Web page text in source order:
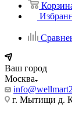
Ваш город
Москва
г. Мытищи д.